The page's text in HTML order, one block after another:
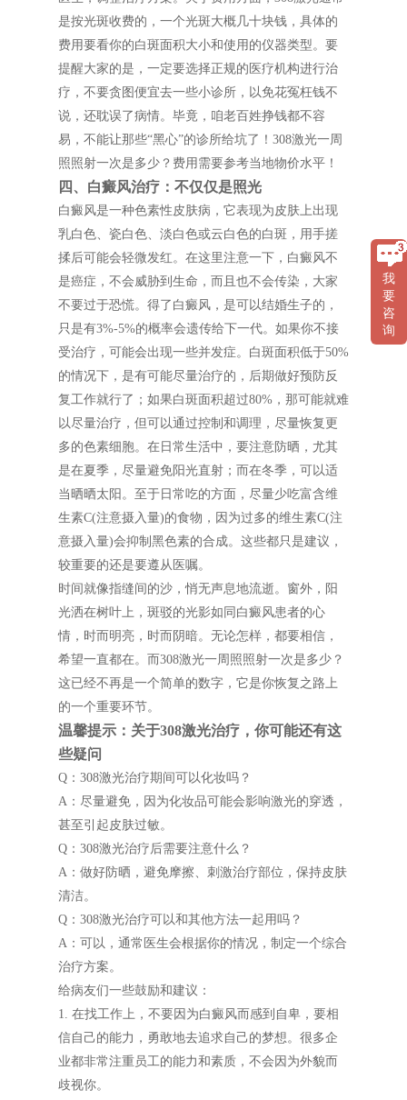
是按光斑收费的，一个光斑大概几十块钱，具体的
费用要看你的白斑面积大小和使用的仪器类型。要
提醒大家的是，一定要选择正规的医疗机构进行治
疗，不要贪图便宜去一些小诊所，以免花冤枉钱不
说，还耽误了病情。毕竟，咱老百姓挣钱都不容
易，不能让那些“黑心”的诊所给坑了！308激光一周
照照射一次是多少？费用需要参考当地物价水平！
四、白癜风治疗：不仅仅是照光
白癜风是一种色素性皮肤病，它表现为皮肤上出现
乳白色、瓷白色、淡白色或云白色的白斑，用手搓
揉后可能会轻微发红。在这里注意一下，白癜风不
是癌症，不会威胁到生命，而且也不会传染，大家
不要过于恐慌。得了白癜风，是可以结婚生子的，
只是有3%-5%的概率会遗传给下一代。如果你不接
受治疗，可能会出现一些并发症。白斑面积低于50%
的情况下，是有可能尽量治疗的，后期做好预防反
复工作就行了；如果白斑面积超过80%，那可能就难
以尽量治疗，但可以通过控制和调理，尽量恢复更
多的色素细胞。在日常生活中，要注意防晒，尤其
是在夏季，尽量避免阳光直射；而在冬季，可以适
当晒晒太阳。至于日常吃的方面，尽量少吃富含维
生素C(注意摄入量)的食物，因为过多的维生素C(注
意摄入量)会抑制黑色素的合成。这些都只是建议，
较重要的还是要遵从医嘱。
时间就像指缝间的沙，悄无声息地流逝。窗外，阳
光洒在树叶上，斑驳的光影如同白癜风患者的心
情，时而明亮，时而阴暗。无论怎样，都要相信，
希望一直都在。而308激光一周照照射一次是多少？
这已经不再是一个简单的数字，它是你恢复之路上
的一个重要环节。
温馨提示：关于308激光治疗，你可能还有这
些疑问
Q：308激光治疗期间可以化妆吗？
A：尽量避免，因为化妆品可能会影响激光的穿透，
甚至引起皮肤过敏。
Q：308激光治疗后需要注意什么？
A：做好防晒，避免摩擦、刺激治疗部位，保持皮肤
清洁。
Q：308激光治疗可以和其他方法一起用吗？
A：可以，通常医生会根据你的情况，制定一个综合
治疗方案。
给病友们一些鼓励和建议：
1. 在找工作上，不要因为白癜风而感到自卑，要相
信自己的能力，勇敢地去追求自己的梦想。很多企
业都非常注重员工的能力和素质，不会因为外貌而
歧视你。
我
要
咨
询